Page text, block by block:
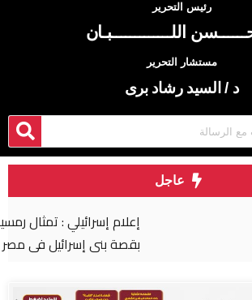
رئيس التحرير
اللـــــــــــــبـان
مستشار التحرير
د / السيد رشاد برى
عاجل
رمسيس الثاني تربطه علاقة